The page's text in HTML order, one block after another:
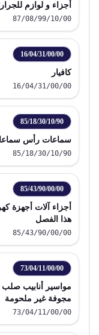
أجزاء و لوازم
87/08/99/10/00
16/04/31/00/00
كافيار
16/04/31/00/00
85/18/30/10/90
سماعات رأس
85/18/30/10/90
85/43/90/00/00
أجزاء آلات أجهزة
هذا الفصل
85/43/90/00/00
73/04/11/00/00
مواسير أنابيب صلب
مجوفة غير ملحومة
73/04/11/00/00